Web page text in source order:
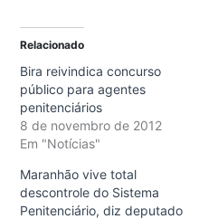
Relacionado
Bira reivindica concurso
público para agentes
penitenciários
8 de novembro de 2012
Em "Notícias"
Maranhão vive total
descontrole do Sistema
Penitenciário, diz deputado